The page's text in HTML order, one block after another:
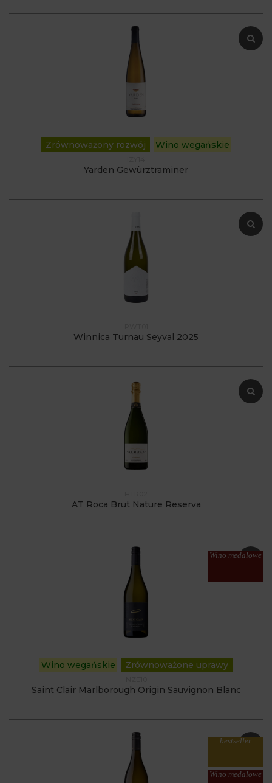
Zrównoważony rozwój Wino wegańskie
Yarden Gewürztraminer
Winnica Turnau Seyval 2025
AT Roca Brut Nature Reserva
Wino medalowe
Wino wegańskie Zrównoważone uprawy
Saint Clair Marlborough Origin Sauvignon Blanc
bestseller
Wino medalowe